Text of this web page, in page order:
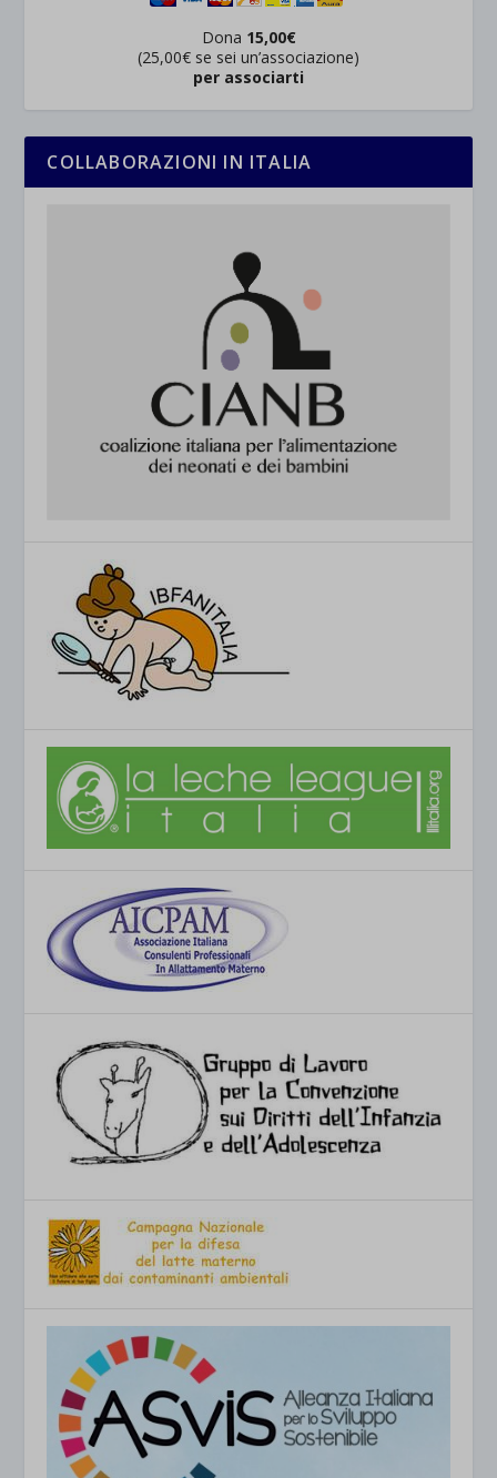
Dona 15,00€
(25,00€ se sei un’associazione)
per associarti
COLLABORAZIONI IN ITALIA